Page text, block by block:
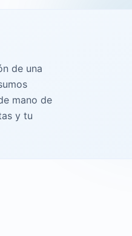
de una
mano de
y tu